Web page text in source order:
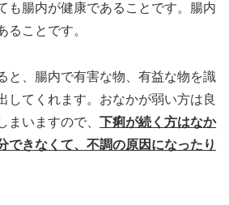
も腸内が健康であることです。腸内
ことです。
と、腸内で有害な物、有益な物を識
してくれます。おなかが弱い方は良
まいますので、 下痢が続く方はなか
できなくて、不調の原因になったり